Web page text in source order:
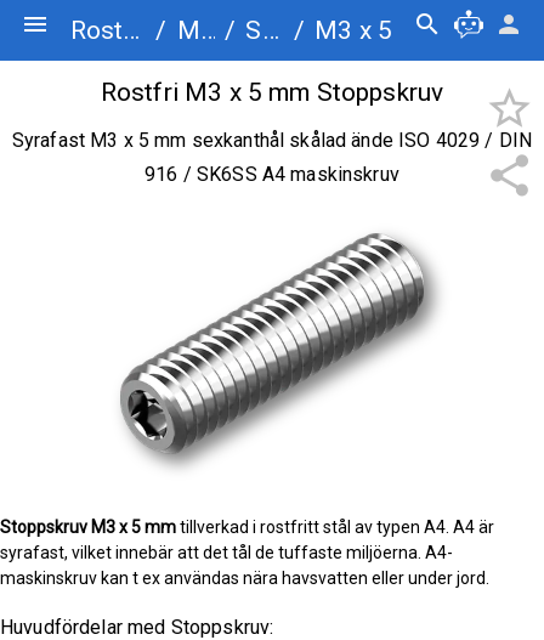
menu Rostfriskruv.se / Maskinskruv / Stoppskruv / M3 x 5 search person
share
star_border
Rostfri M3 x 5 mm Stoppskruv
Syrafast M3 x 5 mm sexkanthål skålad ände ISO 4029 / DIN
916 / SK6SS A4 maskinskruv
Stoppskruv M3 x 5 mmtillverkad i rostfritt stål av typen A4. A4 är
syrafast, vilket innebär att det tål de tuffaste miljöerna. A4-
maskinskruv kan t ex användas nära havsvatten eller under jord.
Huvudfördelar med Stoppskruv: